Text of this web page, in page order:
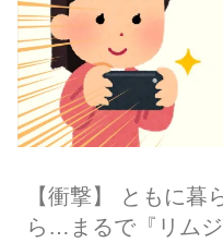
【衝撃】 ともに暮
ら…まるで『リム